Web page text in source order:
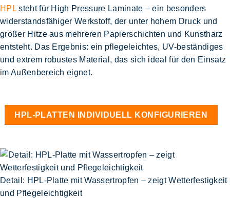
HPLsteht für High Pressure Laminate – ein besonders
widerstandsfähiger Werkstoff, der unter hohem Druck und
großer Hitze aus mehreren Papierschichten und Kunstharz
entsteht. Das Ergebnis: ein pflegeleichtes, UV-beständiges
und extrem robustes Material , das sich ideal für den Einsatz
im Außenbereich eignet.
HPL-PLATTEN INDIVIDUELL KONFIGURIEREN
Detail: HPL-Platte mit Wassertropfen – zeigt Wetterfestigkeit
und Pflegeleichtigkeit